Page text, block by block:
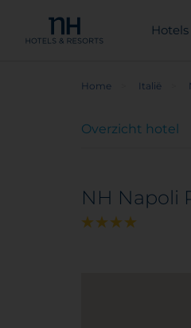
Hotels
Home Italië
Overzicht hotel
NH Napoli